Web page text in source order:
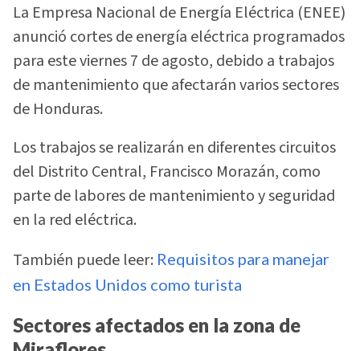
La Empresa Nacional de Energía Eléctrica (ENEE)
anunció cortes de energía eléctrica programados
para este viernes 7 de agosto, debido a trabajos
de mantenimiento que afectarán varios sectores
de Honduras.
Los trabajos se realizarán en diferentes circuitos
del Distrito Central, Francisco Morazán, como
parte de labores de mantenimiento y seguridad
en la red eléctrica.
También puede leer: Requisitos para manejar
en Estados Unidos como turista
Sectores afectados en la zona de